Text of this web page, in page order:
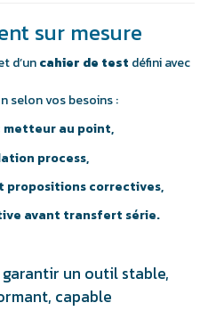
sur mesure
d’uncahier de test défini avec
selon vos besoins :
metteur au point,
process,
propositions correctives,
avant transfert série.
garantir un outil stable,
capable